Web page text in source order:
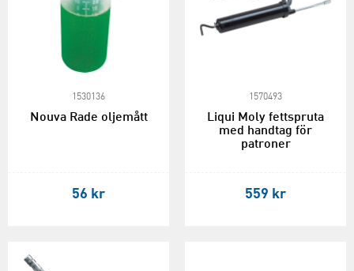
1530136
Nouva Rade oljemått
56 kr
1570493
Liqui Moly fettspruta
med handtag för
patroner
559 kr